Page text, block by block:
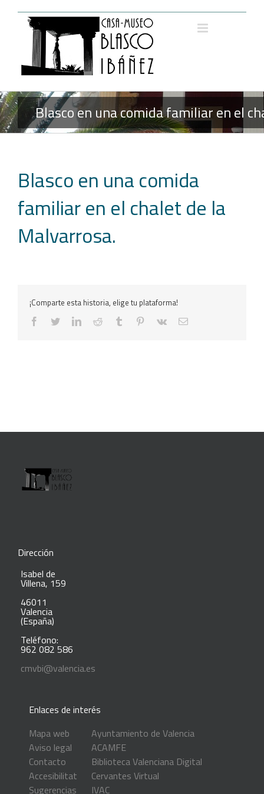
contenido
Blasco en una comida familiar en el
Blasco en una comida
familiar en el chalet de la
Malvarrosa.
¡Comparte esta historia, elige tu plataforma!
facebooktwitterlinkedinreddit tumblr pinterest
vk
Correo
Dirección
Isabel de
Villena, 159
46011
Valencia
(España)
Teléfono:
962 082 586
cmvbi@valencia.es
Enlaces de interés
Mapa web
Aviso legal
Contacto
Accesibilitat
Sugerencias
Ayuntamiento de Valencia
ACAMFE
Biblioteca Valenciana Digital
Cervantes Virtual
IVAC